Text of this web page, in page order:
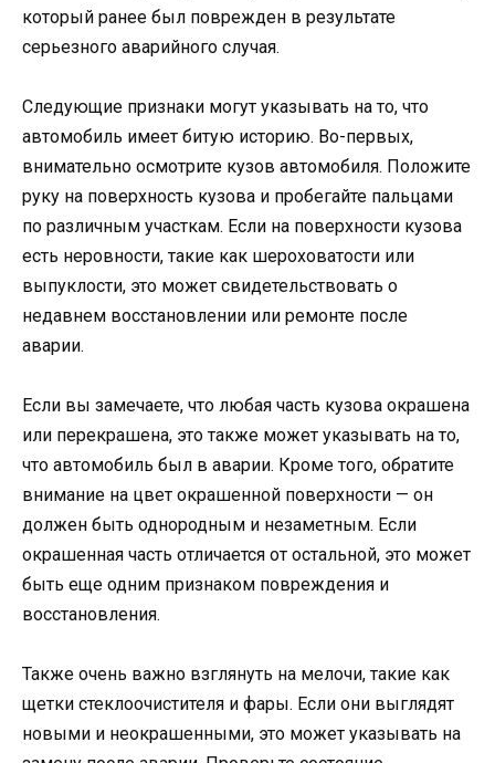
который ранее был поврежден в результате
серьезного аварийного случая.
Следующие признаки могут указывать на то, что
автомобиль имеет битую историю. Во-первых,
внимательно осмотрите кузов автомобиля. Положите
руку на поверхность кузова и пробегайте пальцами
по различным участкам. Если на поверхности кузова
есть неровности, такие как шероховатости или
выпуклости, это может свидетельствовать о
недавнем восстановлении или ремонте после
аварии.
Если вы замечаете, что любая часть кузова окрашена
или перекрашена, это также может указывать на то,
что автомобиль был в аварии. Кроме того, обратите
внимание на цвет окрашенной поверхности — он
должен быть однородным и незаметным. Если
окрашенная часть отличается от остальной, это может
быть еще одним признаком повреждения и
восстановления.
Также очень важно взглянуть на мелочи, такие как
щетки стеклоочистителя и фары. Если они выглядят
новыми и неокрашенными, это может указывать на